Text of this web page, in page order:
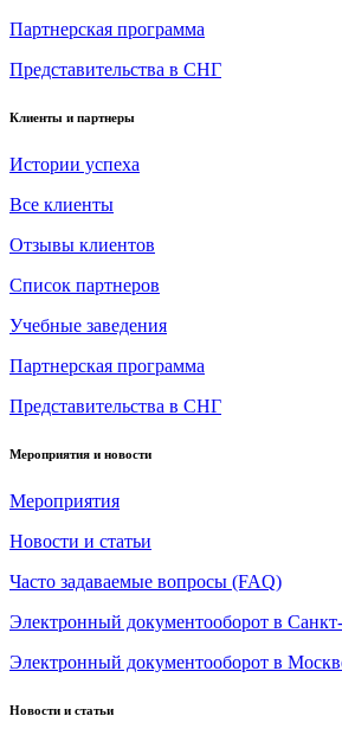
Партнерская программа
Представительства в СНГ
Клиенты и партнеры
Истории успеха
Все клиенты
Отзывы клиентов
Список партнеров
Учебные заведения
Партнерская программа
Представительства в СНГ
Мероприятия и новости
Мероприятия
Новости и статьи
Часто задаваемые вопросы (FAQ)
Электронный документооборот в
Электронный документооборот в
Новости и статьи